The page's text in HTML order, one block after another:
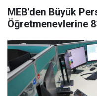
MEB'den Büyük
Öğretmenevlerine